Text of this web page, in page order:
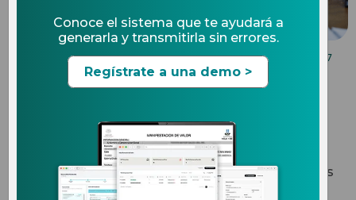
EXPEDIENTES ELECTRONICOS 10.02.2017
5 beneficios de la glosa de
El objetivo de la glosa es fiscalizar tus pedimentos
después del despacho aduanero, para demostrar
Conoce el sistema que te ayudará a
generarla y transmitirla sin errores.
Regístrate a una demo >